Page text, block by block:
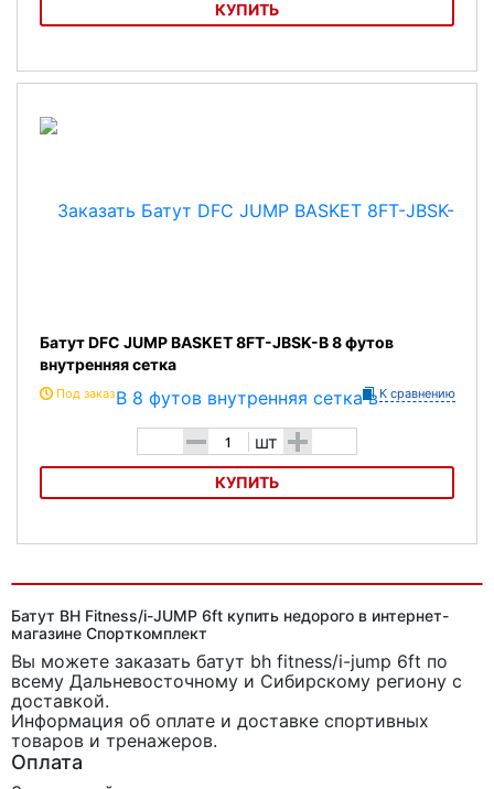
КУПИТЬ
Батут BH Fitness/i-JUMP 10ft
Батут DFC JUMP BASKET 8FT-JBSK-B 8 футов
внутренняя сетка
Под заказ К сравнению
- шт +
КУПИТЬ
Батут BH Fitness/i-JUMP 6ft купить недорого в интернет-
магазине Спорткомплект
Вы можете заказать батут bh fitness/i-jump 6ft по
всему Дальневосточному и Сибирскому региону с
доставкой.
Информация об оплате и доставке спортивных
товаров и тренажеров.
Оплата